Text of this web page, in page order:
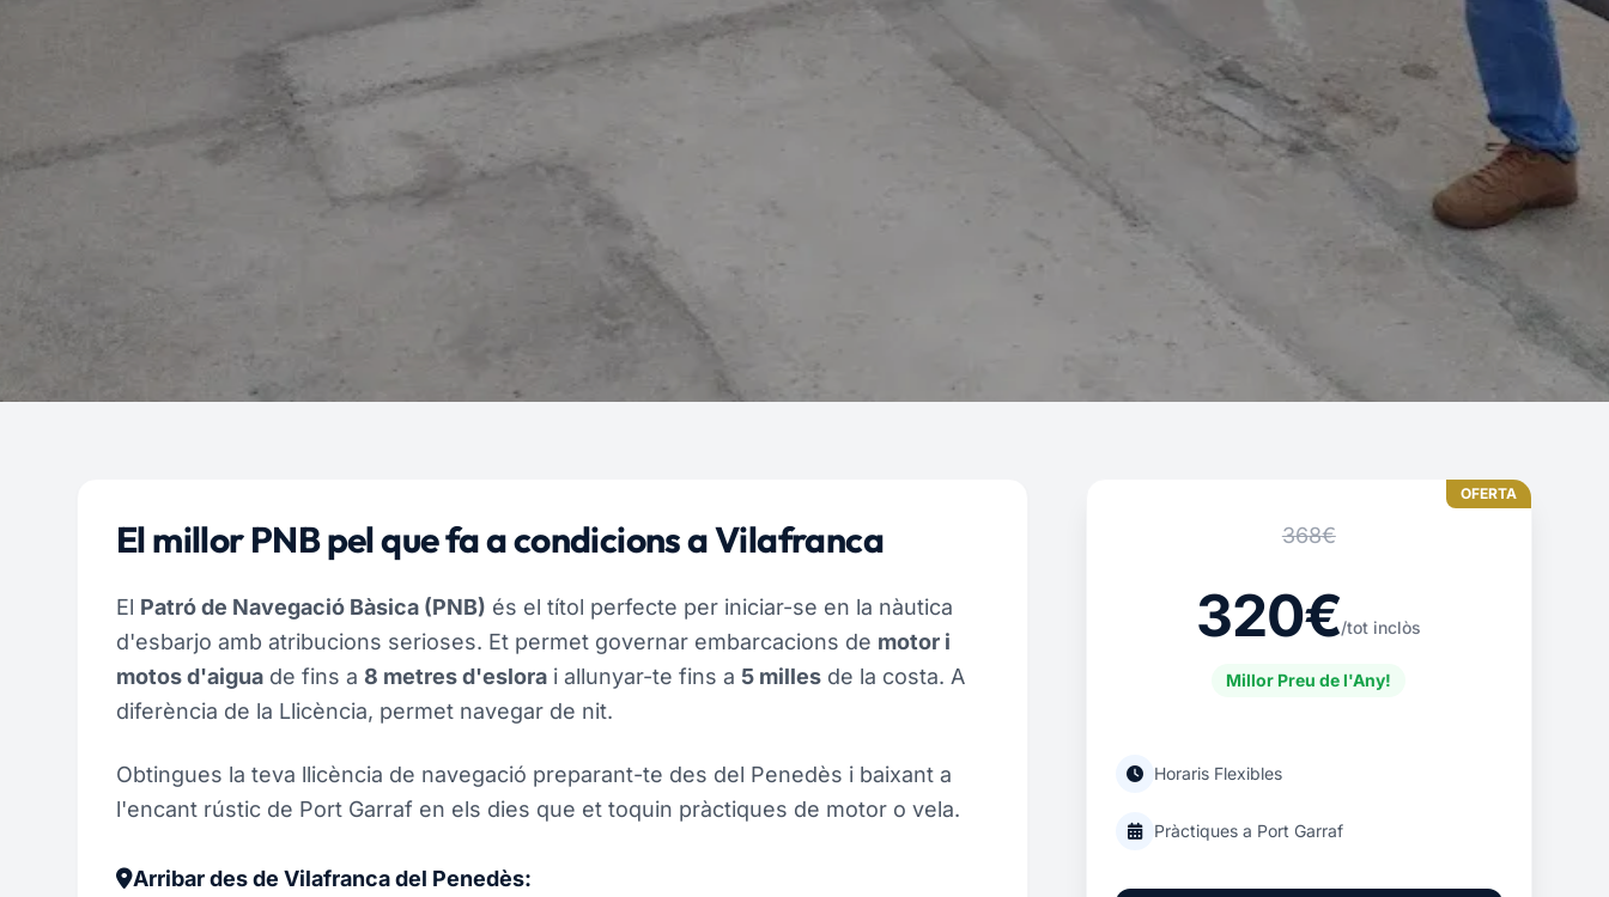
El millor PNB pel que fa a condicions a Vilafranca
El Patró de Navegació Bàsica (PNB) és el títol perfecte per iniciar-se en la nàutica
d'esbarjo amb atribucions serioses. Et permet governar embarcacions de motor i
motos d'aigua de fins a 8 metres d'eslora i allunyar-te fins a 5 milles de la costa. A
diferència de la Llicència, permet navegar de nit.
Obtingues la teva llicència de navegació preparant-te des del Penedès i baixant a
l'encant rústic de Port Garraf en els dies que et toquin pràctiques de motor o vela.
Arribar des de Vilafranca del Penedès:
OFERTA
368€
320€/tot inclòs
Millor Preu de l'Any!
Horaris Flexibles
Pràctiques a Port Garraf